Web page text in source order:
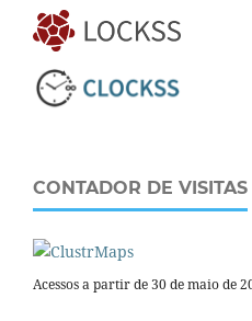
CONTADOR DE VISITAS
Acessos a partir de 30 de maio de